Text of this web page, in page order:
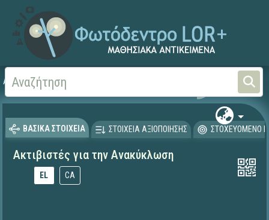
Αρχική ΕΥΡΩΠΑΪΚΑ ΕΡΓΑ
ΒΑΣΙΚΑ ΣΤΟΙΧΕΙΑ ΣΤΟΙΧΕΙΑ ΑΞΙΟΠΟΙΗΣΗΣ ΣΤΟΧΕΥΟΜΕΝΟ
Ακτιβιστές για την Ανακύκλωση
EL CA